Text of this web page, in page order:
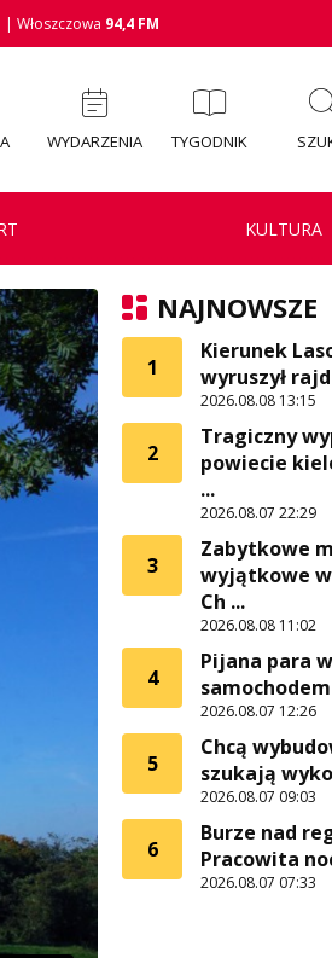
| Włoszczowa 94,4 FM
WYDARZENIA TYGODNIK
KULTURA
NAJNOWSZE
1
Kierunek
wyruszył
2026.08.08 13:15
2
Tragiczny
powiecie
...
2026.08.07 22:29
3
Zabytkowe
wyjątkowe
Ch ...
2026.08.08 11:02
4
Pijana para
2026.08.07 12:26
5
Chcą
szukają
2026.08.07 09:03
6
Burze nad
Pracowita
2026.08.07 07:33